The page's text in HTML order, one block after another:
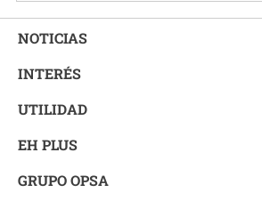
NOTICIAS
INTERÉS
UTILIDAD
EH PLUS
GRUPO OPSA